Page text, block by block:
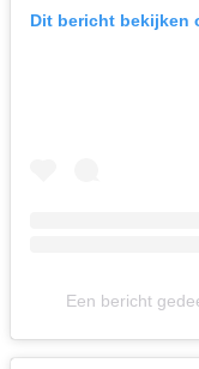
Dit bericht bekijken
Een bericht